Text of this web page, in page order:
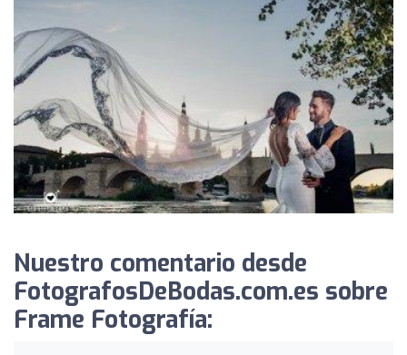
Nuestro comentario desde
FotografosDeBodas.com.es sobre
Frame Fotografía: